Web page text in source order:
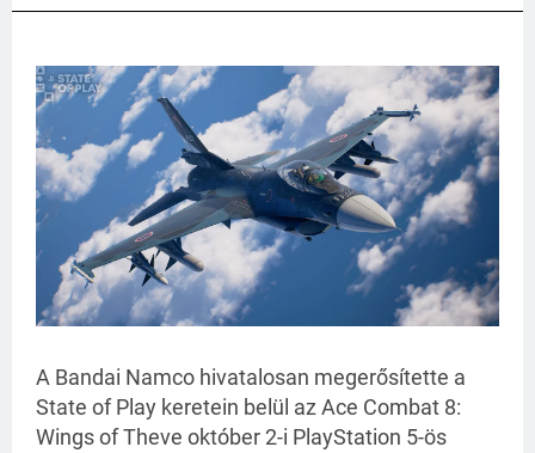
A Bandai Namco hivatalosan megerősítette a
State of Play keretein belül az Ace Combat 8:
Wings of Theve október 2-i PlayStation 5-ös